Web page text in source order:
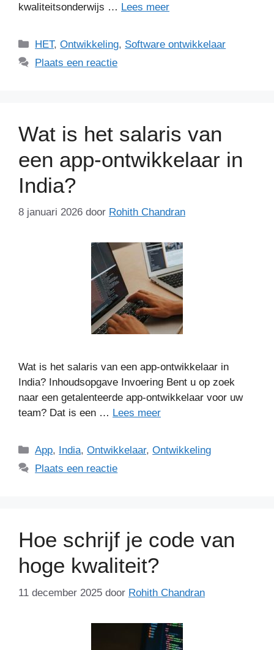
kwaliteitsonderwijs … Lees meer
Categorieën
HET,Ontwikkeling, Software ontwikkelaar
Plaats een reactie
Wat is het salaris van
een app-ontwikkelaar in
India?
8 januari 2026 door Rohith Chandran
Wat is het salaris van een app-ontwikkelaar in
India? Inhoudsopgave Invoering Bent u op zoek
naar een getalenteerde app-ontwikkelaar voor uw
team? Dat is een … Lees meer
Categorieën
App, India,Ontwikkelaar,Ontwikkeling
Plaats een reactie
Hoe schrijf je code van
hoge kwaliteit?
11 december 2025 door Rohith Chandran